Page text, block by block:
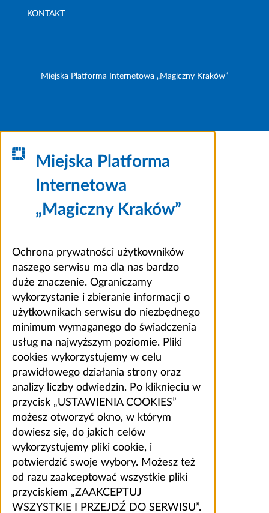
KONTAKT
Miejska Platforma Internetowa „Magiczny Kraków”
Miejska Platforma
Internetowa
„Magiczny Kraków”
Ochrona prywatności użytkowników
naszego serwisu ma dla nas bardzo
duże znaczenie. Ograniczamy
wykorzystanie i zbieranie informacji o
użytkownikach serwisu do niezbędnego
minimum wymaganego do świadczenia
usług na najwyższym poziomie. Pliki
cookies wykorzystujemy w celu
prawidłowego działania strony oraz
analizy liczby odwiedzin. Po kliknięciu w
przycisk „USTAWIENIA COOKIES”
możesz otworzyć okno, w którym
dowiesz się, do jakich celów
wykorzystujemy pliki cookie, i
potwierdzić swoje wybory. Możesz też
od razu zaakceptować wszystkie pliki
przyciskiem „ZAAKCEPTUJ
WSZYSTKIE I PRZEJDŹ DO SERWISU”.